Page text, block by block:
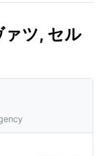
ツ, セル